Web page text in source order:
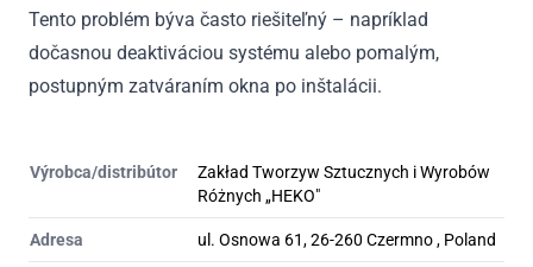
Tento problém býva často riešiteľný – napríklad
dočasnou deaktiváciou systému alebo pomalým,
postupným zatváraním okna po inštalácii.
Výrobca/distribútor
Zakład Tworzyw Sztucznych i Wyrobów
Różnych „HEKO"
Adresa ul. Osnowa 61, 26-260 Czermno , Poland